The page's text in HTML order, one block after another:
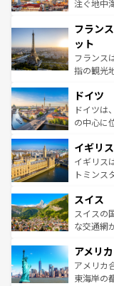
ピザやパ
ませてく
なお、新
しい。
注ぐ地中
文化が根
れる闘牛
る。首都
アートに
せる。地
ンテンツ
フラン
ット
フランス
指の観光
で、幅広
聖堂、美
から魅了
いる。シ
香り高い
らに、パ
れる地方
を参照し
ドイツ
ドイツは
の中心に
顔を持つ
ルリンの
してライ
は、お酒好
ドイツ情
イギリス
イギリス
トミンス
リアごと
ティー、
戦など、
ンツ一覧
スイス
スイスの
な交通網
の建物が
博物館も
ことがで
アメリカ
アメリカ
東海岸の